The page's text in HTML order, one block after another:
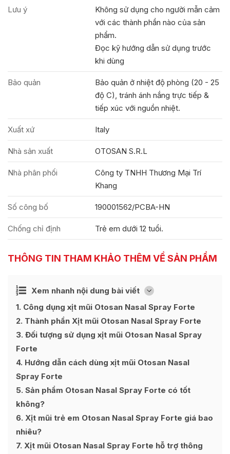
Lưu ý
Không sử dụng cho người mẫn cảm
với các thành phần nào của sản
phẩm.
Đọc kỹ hướng dẫn sử dụng trước
khi dùng
Bảo quản
Bảo quản ở nhiệt độ phòng (20 - 25
độ C), tránh ánh nắng trực tiếp &
tiếp xúc với nguồn nhiệt.
Xuất xứ Italy
Nhà sản xuất OTOSAN S.R.L
Nhà phân phối
Công ty TNHH Thương Mại Trí
Khang
Số công bố 190001562/PCBA-HN
Chống chỉ định Trẻ em dưới 12 tuổi.
THÔNG TIN THAM KHẢO THÊM VỀ SẢN PHẨM
Xem nhanh nội dung bài viết [
Ẩn
1 Công dụng xịt mũi Otosan Nasal Spray Forte
2 Thành phần Xịt mũi Otosan Nasal Spray Forte
3 Đối tượng sử dụng xịt mũi Otosan Nasal Spray
Forte
4 Hướng dẫn cách dùng xịt mũi Otosan Nasal
Spray Forte
5 Sản phẩm Otosan Nasal Spray Forte có tốt
không?
6 Xịt mũi trẻ em Otosan Nasal Spray Forte giá bao
nhiêu?
7 Xịt mũi Otosan Nasal Spray Forte hỗ trợ thông